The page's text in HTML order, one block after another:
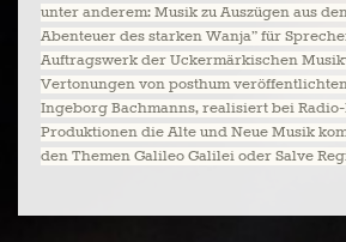
unter anderem: Musik zu Auszügen aus
Abenteuer des starken Wanja” für
Auftragswerk der Uckermärkischen
Vertonungen von posthum
Ingeborg Bachmanns, realisiert bei
Produktionen die Alte und Neue Musik
den Themen Galileo Galilei oder Salve